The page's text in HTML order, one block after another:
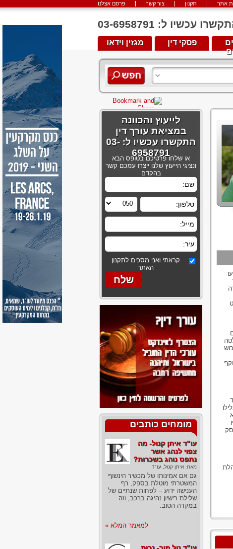
פרסם אצלנו צור קשר תקנון אתר
ל: 03-6958791
מגזין וידאו פסקי דין
לייעוץ והכוונה
במציאת עורך דין
התקשרו עכשיו ל: 03-
6958791
או שלחו פרטיכם בטופס הבא
ונציגי הייעוץ שלנו ייצרו עמכם קשר
בהקדם
קראתי ואני מסכים לתקנון
האתר
מומחים כותבים
עו"ד איתן קנול- מה
צפוי לנהג אשר
נתפס נוהג בשכרות?
מאת: איתן קנול, עו"ד
גם אם אמינותו של מכשיר הינשוף
המשטרתי מוטלת בספק, רף
הענישה ידוע – לפחות שנתיים של
שלילת רישיון נהיגה ברכב, וזה
במקרה הטוב.
למאמר המלא »